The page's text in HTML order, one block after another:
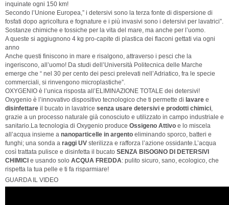
inquinate ogni 150 km!
Secondo l’Unione Europea,” i detersivi sono la terza fonte di dispersione di
fosfati dopo agricoltura e fognature e i più invasivi sono i detersivi per lavatrici”.
Sostanze chimiche e tossiche per la vita del mare, ma anche per l’uomo.
A queste si aggiugnono 4 kg pro-capite di plastica dei flaconi gettati via ogni
anno
Anche questi finiscono in mare e risalgono, attraverso i pesci che la
ingeriscono, all’uomo! Da studi dell’Università Politecnica delle Marche
emerge che “ nel 30 per cento dei pesci prelevati nell’Adriatico, fra le specie
commerciali, si rinvengono microplastiche”.
OXYGENIO è l’unica risposta all’ELIMINAZIONE TOTALE dei detersivi!
Oxygenio è l’innovativo dispositivo tecnologico che ti permette di lavare e
disinfettare il bucato in lavatrice senza usare detersivi e prodotti chimici,
grazie a un processo naturale già conosciuto e utilizzato in campo industriale e
sanitario.La tecnologia di Oxygenio produce Ossigeno Attivo e lo miscela
all’acqua insieme a nanoparticelle in argento eliminando sporco, batteri e
funghi; una sonda a raggi UV sterilizza e rafforza l’azione ossidante.L’acqua
così trattata pulisce e disinfetta il bucato SENZA BISOGNO DI DETERSIVI
CHIMICI e usando solo ACQUA FREDDA: pulito sicuro, sano, ecologico, che
rispetta la tua pelle e ti fa risparmiare!
GUARDA IL VIDEO